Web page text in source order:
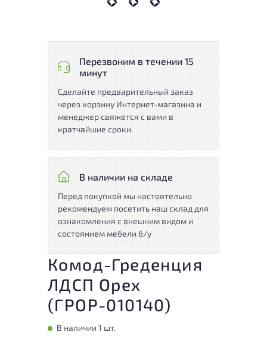
Перезвоним в течении 15
минут
Сделайте предварительный заказ
через корзину Интернет-магазина и
менеджер свяжется с вами в
кратчайшие сроки.
В наличии на складе
Перед покупкой мы настоятельно
рекомендуем посетить наш склад для
ознакомления с внешним видом и
состоянием мебели б/у
Комод-Греденция
ЛДСП Орех
(ГРОР-010140)
В наличии 1 шт.